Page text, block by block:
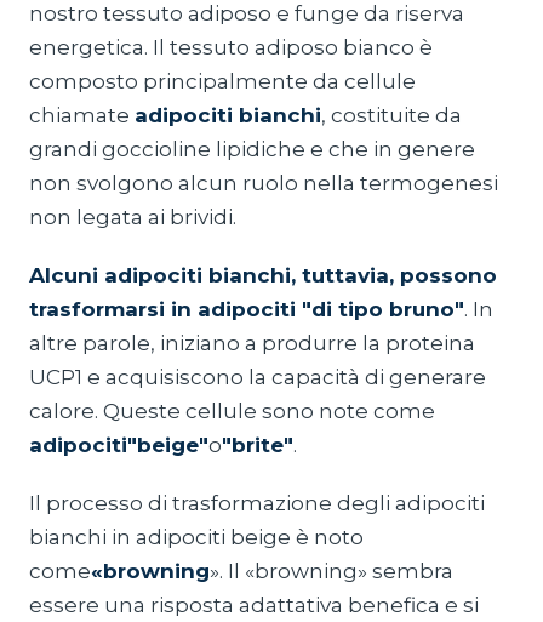
nostro tessuto adiposo e funge da riserva
energetica. Il tessuto adiposo bianco è
composto principalmente da cellule
chiamate adipociti bianchi, costituite da
grandi goccioline lipidiche e che in genere
non svolgono alcun ruolo nella termogenesi
non legata ai brividi.
Alcuni adipociti bianchi, tuttavia, possono
trasformarsi in adipociti "di tipo bruno". In
altre parole, iniziano a produrre la proteina
UCP1 e acquisiscono la capacità di generare
calore. Queste cellule sono note come
adipociti"beige"o"brite".
Il processo di trasformazione degli adipociti
bianchi in adipociti beige è noto
come«browning». Il «browning» sembra
essere una risposta adattativa benefica e si